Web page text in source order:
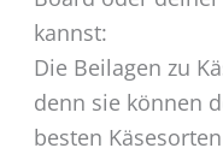
kannst:
Die Beilagen zu
denn sie können
besten